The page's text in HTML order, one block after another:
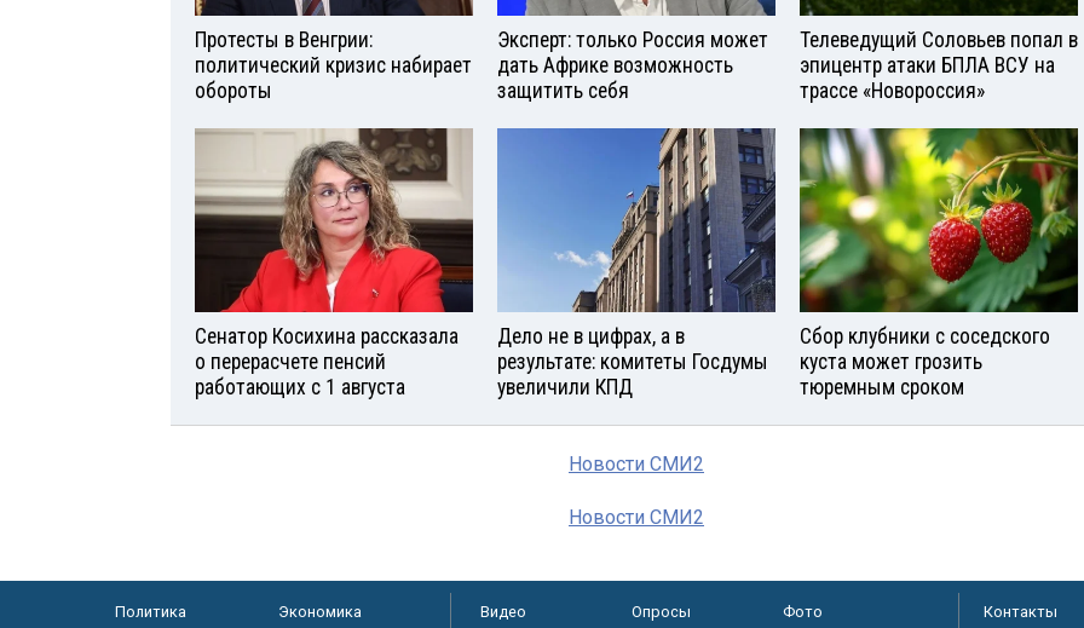
Протесты в Венгрии:
политический кризис набирает
обороты
Эксперт: только Россия может
дать Африке возможность
защитить себя
Телеведущий Соловьев попал в
эпицентр атаки БПЛА ВСУ на
трассе «Новороссия»
Сенатор Косихина рассказала
о перерасчете пенсий
работающих с 1 августа
Дело не в цифрах, а в
результате: комитеты Госдумы
увеличили КПД
Сбор клубники с соседского
куста может грозить
тюремным сроком
Новости СМИ2
Новости СМИ2
Политика Экономика Видео Опросы Фото Контакты